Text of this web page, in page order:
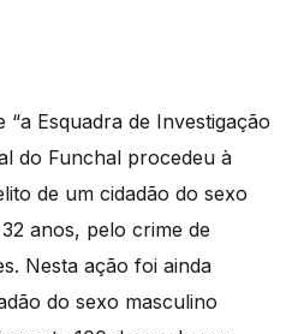
Esquadra de Investigação
do Funchal procedeu à
de um cidadão do sexo
anos, pelo crime de
Nesta ação foi ainda
do sexo masculino